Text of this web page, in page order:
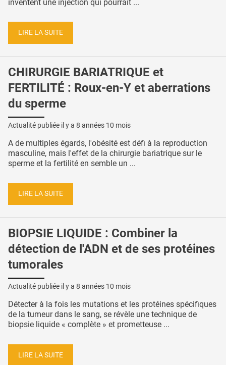
inventent une injection qui pourrait ...
LIRE LA SUITE
CHIRURGIE BARIATRIQUE et
FERTILITÉ : Roux-en-Y et aberrations
du sperme
Actualité publiée il y a 8 années 10 mois
A de multiples égards, l'obésité est défi à la reproduction
masculine, mais l'effet de la chirurgie bariatrique sur le
sperme et la fertilité en semble un ...
LIRE LA SUITE
BIOPSIE LIQUIDE : Combiner la
détection de l'ADN et de ses protéines
tumorales
Actualité publiée il y a 8 années 10 mois
Détecter à la fois les mutations et les protéines spécifiques
de la tumeur dans le sang, se révèle une technique de
biopsie liquide « complète » et prometteuse ...
LIRE LA SUITE